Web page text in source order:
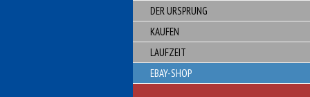
DER URSPRUNG
KAUFEN
LAUFZEIT
EBAY-SHOP